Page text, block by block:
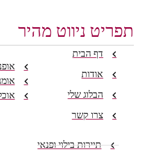
תפריט ניווט מהיר
דף הבית
אודות
הבלוג שלי
צרו קשר
תיירות בילוי ופנאי